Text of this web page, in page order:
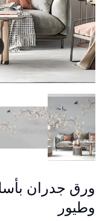
ورق جدران
وطيور